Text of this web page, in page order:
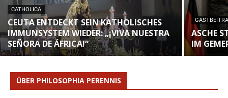
CATHOLICA
CEUTA ENTDECKT SEIN KATHOLISCHES
IMMUNSYSTEM WIEDER: „¡VIVA NUESTRA
SEÑORA DE ÁFRICA!“
ASCHE
IM
ÜBER PHILOSOPHIA PERENNIS